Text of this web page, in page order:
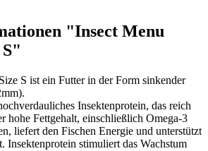
"Insect Menu
S"
S ist ein Futter in der Form sinkender
Insektenprotein, das reich
hohe Fettgehalt, einschließlich Omega-3
liefert den Fischen Energie und unterstützt
Insektenprotein stimuliert das Wachstum